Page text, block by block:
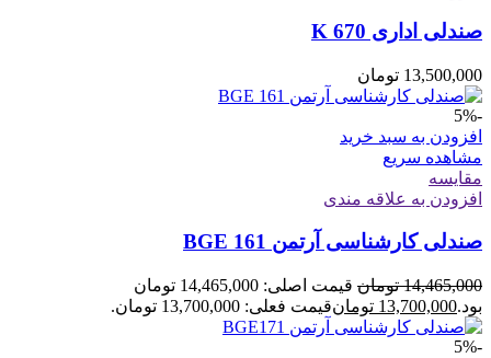
صندلی اداری K 670
13,500,000 تومان
-5%
افزودن به سبد خرید
مشاهده سریع
مقایسه
افزودن به علاقه مندی
صندلی کارشناسی آرتمن BGE 161
14,465,000 تومان
قیمت اصلی: 14,465,000 تومان
بود.13,700,000 تومانقیمت فعلی: 13,700,000 تومان.
-5%